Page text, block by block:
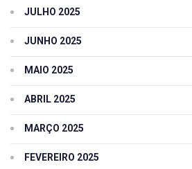
JULHO 2025
JUNHO 2025
MAIO 2025
ABRIL 2025
MARÇO 2025
FEVEREIRO 2025